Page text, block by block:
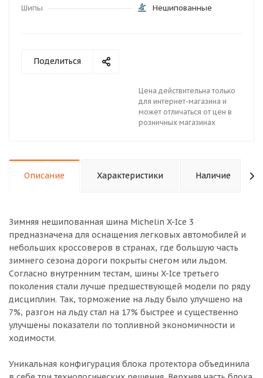
Шипы
Нешипованные
Поделиться
Цена действительна только
для интернет-магазина и
может отличаться от цен в
розничных магазинах
Описание Характеристики Наличие
Зимняя нешипованная шина Michelin X-Ice 3
предназначена для оснащения легковых автомобилей и
небольших кроссоверов в странах, где большую часть
зимнего сезона дороги покрыты снегом или льдом.
Согласно внутренним тестам, шины X-Ice третьего
поколения стали лучше предшествующей модели по ряду
дисциплин. Так, торможение на льду было улучшено на
7%, разгон на льду стал на 17% быстрее и существенно
улучшены показатели по топливной экономичности и
ходимости.
Уникальная конфигурация блока протектора объединила